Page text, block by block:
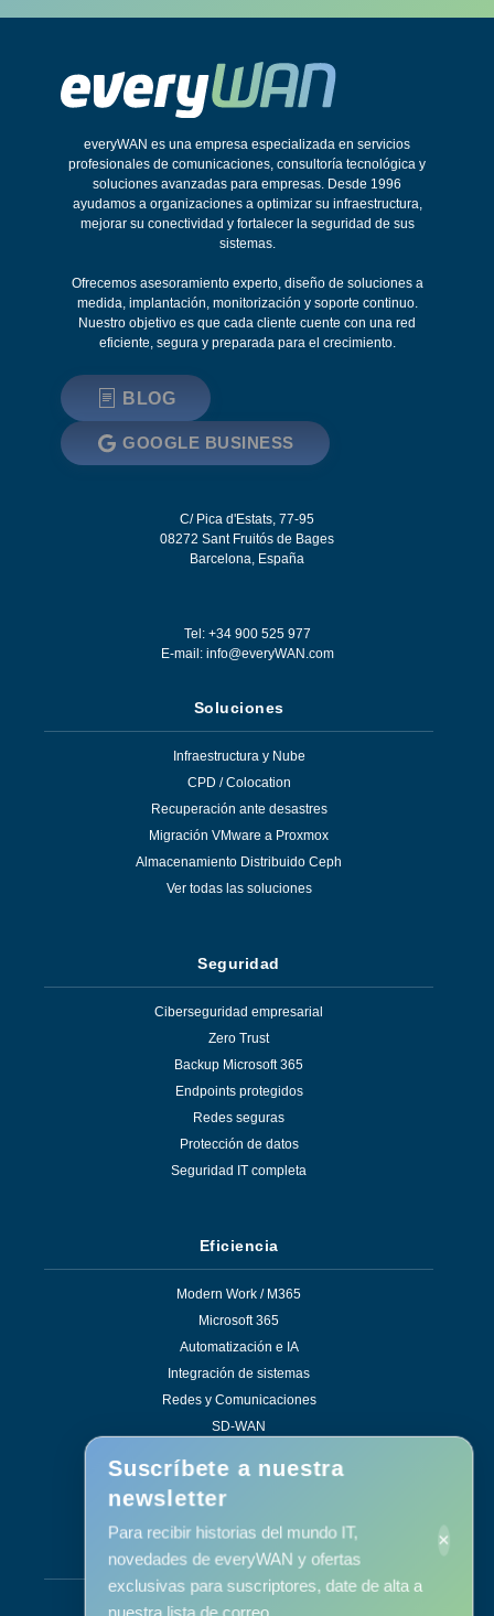
everyWAN es una empresa especializada en servicios
profesionales de comunicaciones, consultoría tecnológica y
soluciones avanzadas para empresas. Desde 1996
ayudamos a organizaciones a optimizar su infraestructura,
mejorar su conectividad y fortalecer la seguridad de sus
sistemas.
Ofrecemos asesoramiento experto, diseño de soluciones a
medida, implantación, monitorización y soporte continuo.
Nuestro objetivo es que cada cliente cuente con una red
eficiente, segura y preparada para el crecimiento.
BLOG
GOOGLE BUSINESS
C/ Pica d'Estats, 77-95
08272 Sant Fruitós de Bages
Barcelona, España
Tel: +34 900 525 977
E-mail: info@everyWAN.com
Soluciones
Infraestructura y Nube
CPD / Colocation
Recuperación ante desastres
Migración VMware a Proxmox
Almacenamiento Distribuido Ceph
Ver todas las soluciones
Seguridad
Ciberseguridad empresarial
Zero Trust
Backup Microsoft 365
Endpoints protegidos
Redes seguras
Protección de datos
Seguridad IT completa
Eficiencia
Modern Work / M365
Microsoft 365
Automatización e IA
Integración de sistemas
Redes y Comunicaciones
SD-WAN
Servicios
Soporte y mantenimiento
Suscríbete a nuestra
newsletter
Para recibir historias del mundo IT,
novedades de everyWAN y ofertas
exclusivas para suscriptores, date de alta a
×